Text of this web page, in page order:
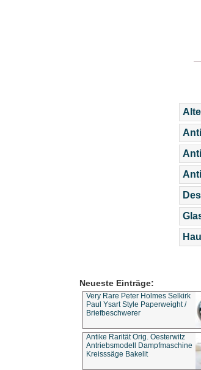
Neueste Einträge:
Very Rare Peter Holmes Selkirk
Paul Ysart Style Paperweight /
Briefbeschwerer
Antike Rarität Orig. Oesterwitz
Antriebsmodell Dampfmaschine
Kreisssäge Bakelit